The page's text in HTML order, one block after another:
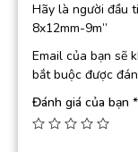
Hãy là người đầu
8x12mm-9m”
Email của bạn sẽ
bắt buộc được
Đánh giá của bạn *